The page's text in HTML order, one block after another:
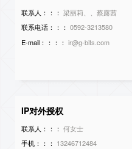
联系人：：： 梁丽莉、、蔡露茜
联系电话：：： 0592-3213580
E-mail：：：： ir@g-bits.com
IP对外授权
联系人：：： 何女士
手机：：： 13246712484